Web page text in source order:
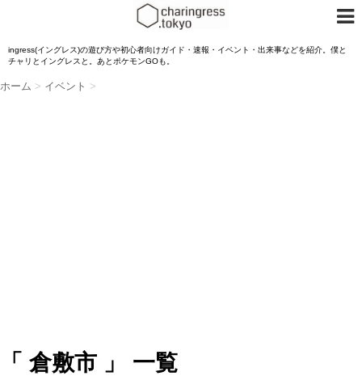
ingress(イングレス)の遊び方や初心者向けガイド・速報・イベント・出来事などを紹介。僕と
チャリとイングレスと。あとポケモンGOも。
ホーム > イベント >
「 倉敷市 」 一覧